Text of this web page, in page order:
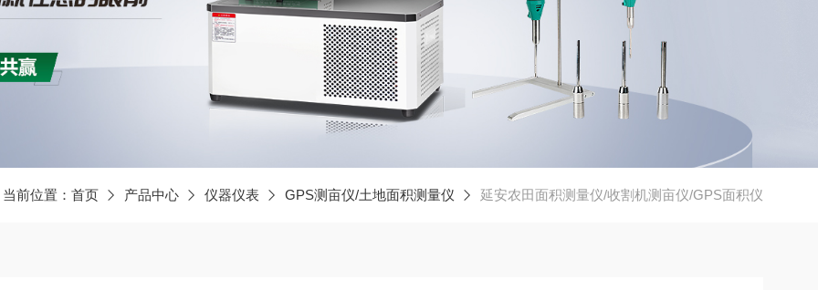
当前位置： 首页 产品中心 仪器仪表 GPS测亩仪/土地面积测量仪 延安农田面积测量仪/收割机测亩仪/GPS面积仪